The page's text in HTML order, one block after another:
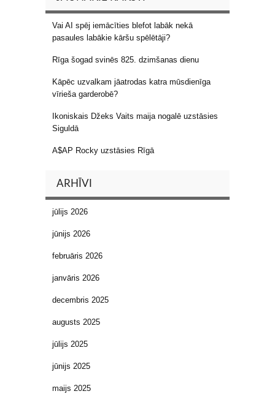
Vai AI spēj iemācīties blefot labāk nekā
pasaules labākie kāršu spēlētāji?
Rīga šogad svinēs 825. dzimšanas dienu
Kāpēc uzvalkam jāatrodas katra mūsdienīga
vīrieša garderobē?
Ikoniskais Džeks Vaits maija nogalē uzstāsies
Siguldā
A$AP Rocky uzstāsies Rīgā
ARHĪVI
jūlijs 2026
jūnijs 2026
februāris 2026
janvāris 2026
decembris 2025
augusts 2025
jūlijs 2025
jūnijs 2025
maijs 2025